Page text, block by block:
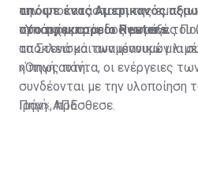
απόψε ένας Αμερικανός
στο πρακτορείο Reuters.
την αποκατάσταση της
προσκόμματα, οι Ηνωμένες
αποκλεισμό των ιρανικών
«Υπάρχει πρόοδος μεταξύ του
τα Στενά και αναμένουμε μια
η πηγή αυτή.
«Όπως πάντα, οι ενέργειες
συνδέονται με την υλοποίηση
Ιράν», πρόσθεσε.
Πηγή: ΑΠΕ